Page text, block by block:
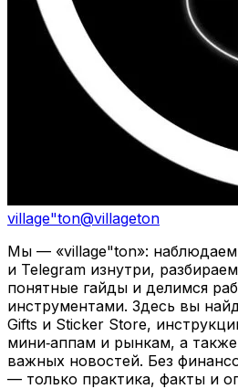
village"ton@villageton
Мы — «village"ton»: наблюдаем
и Telegram изнутри,
понятные гайды и делимся
инструментами. Здесь вы
Gifts и Sticker Store,
мини‑аппам и рынкам, а
важных новостей. Без
— только практика, факты и